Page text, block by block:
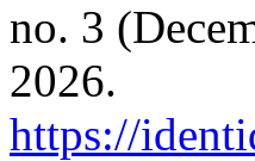
no. 3
2026.
https://